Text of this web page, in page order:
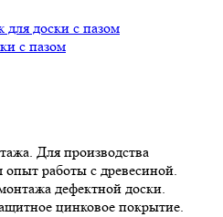
с пазом
Для производства
работы с древесиной.
дефектной доски.
цинковое покрытие.